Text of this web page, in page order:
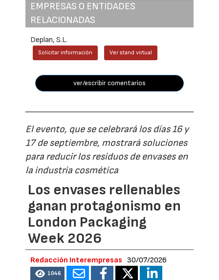
EMPRESAS O ENTIDADES
RELACIONADAS
Deplan, S.L.
Solicitar información Ver stand virtual
ver/escribir comentarios
El evento, que se celebrará los días 16 y
17 de septiembre, mostrará soluciones
para reducir los residuos de envases en
la industria cosmética
Los envases rellenables
ganan protagonismo en
London Packaging
Week 2026
Redacción Interempresas 30/07/2026
1046